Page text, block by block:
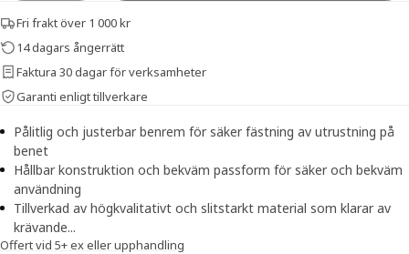
Fri frakt över 1 000 kr
14 dagars ångerrätt
Faktura 30 dagar för verksamheter
Garanti enligt tillverkare
Pålitlig och justerbar benrem för säker fästning av utrustning på
benet
Hållbar konstruktion och bekväm passform för säker och bekväm
användning
Tillverkad av högkvalitativt och slitstarkt material som klarar av
krävande...
Offert vid 5+ ex eller upphandling